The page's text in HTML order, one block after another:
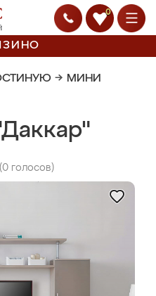
0
→ МИНИ
(0 голосов)